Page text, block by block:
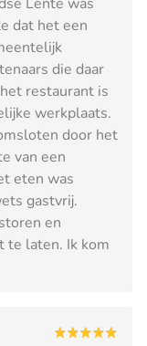
dat het een
die daar
restaurant is
werkplaats.
door het
van een
eten was
gastvrij.
en
te laten. Ik kom